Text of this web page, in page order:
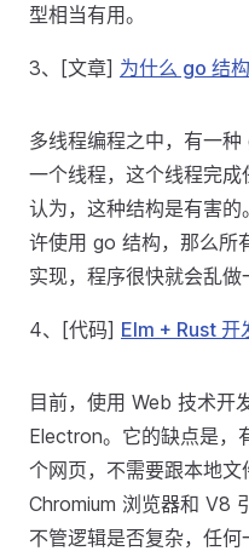
型相当有用。
3、[文章] 为什么 go 结
多线程编程之中，有一
一个线程，这个线程完
认为，这种结构是有害
许使用 go 结构，那么所
实现，程序很快就会乱做
4、[代码] Elm + Rust 开
目前，使用 Web 技术开
Electron。它的缺点是，
个网页，不需要跟本地
Chromium 浏览器和 V8
不管逻辑是否复杂，任